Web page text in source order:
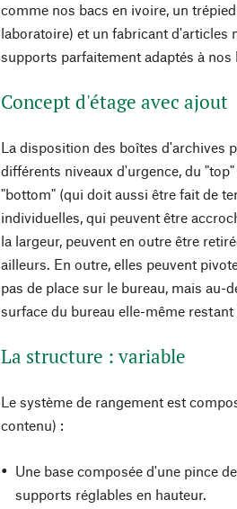
comme nos bacs en ivoire, un
laboratoire) et un fabricant d'articles
supports parfaitement adaptés à nos
Concept d'étage avec ajout
La disposition des boîtes d'archives
différents niveaux d'urgence, du
"bottom" (qui doit aussi être fait de
individuelles, qui peuvent être
la largeur, peuvent en outre être
ailleurs. En outre, elles peuvent
pas de place sur le bureau, mais au-
surface du bureau elle-même restant
La structure : variable
Le système de rangement est
contenu) :
Une base composée d'une pince
supports réglables en hauteur.